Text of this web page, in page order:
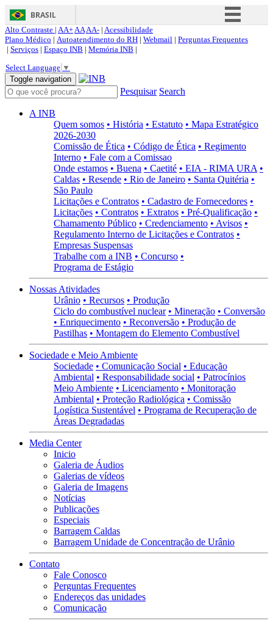
BRASIL
Simplifique!
Acesso à informação
Canais
Alto Contraste | AA+AAAA- | Acessibilidade
Plano Médico | Autoatendimento do RH | Webmail | Perguntas Frequentes
| Serviços | Espaço INB | Memória INB |
Select Language ▼
Toggle navigation
Pesquisar Search
A INB
Quem somos • História • Estatuto • Mapa Estratégico
2026-2030
Comissão de Ética • Código de Ética • Regimento
Interno • Fale com a Comissao
Onde estamos • Buena • Caetité • EIA - RIMA URA •
Caldas • Resende • Rio de Janeiro • Santa Quitéria •
São Paulo
Licitações e Contratos • Cadastro de Fornecedores •
Licitações • Contratos • Extratos • Pré-Qualificação •
Chamamento Público • Credenciamento • Avisos •
Regulamento Interno de Licitações e Contratos •
Empresas Suspensas
Trabalhe com a INB • Concurso •
Programa de Estágio
Nossas Atividades
Urânio • Recursos • Produção
Ciclo do combustível nuclear • Mineração • Conversão
• Enriquecimento • Reconversão • Produção de
Pastilhas • Montagem do Elemento Combustível
Sociedade e Meio Ambiente
Sociedade • Comunicação Social • Educação
Ambiental • Responsabilidade social • Patrocínios
Meio Ambiente • Licenciamento • Monitoração
Ambiental • Proteção Radiológica • Comissão
Logística Sustentável • Programa de Recuperação de
Áreas Degradadas
Media Center
Inicio
Galeria de Áudios
Galerias de vídeos
Galeria de Imagens
Notícias
Publicações
Especiais
Barragem Caldas
Barragem Unidade de Concentração de Urânio
Contato
Fale Conosco
Perguntas Frequentes
Endereços das unidades
Comunicação